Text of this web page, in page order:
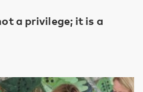
a privilege; it is a